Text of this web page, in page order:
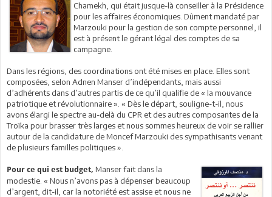
Chamekh, qui était jusque-là conseiller à la Présidence
pour les affaires économiques. Dûment mandaté par
Marzouki pour la gestion de son compte personnel, il
est à présent le gérant légal des comptes de sa
campagne.
Dans les régions, des coordinations ont été mises en place. Elles sont
composées, selon Adnen Manser d’indépendants, mais aussi
d’adhérents dans d’autres partis de ce qu’il qualifie de « la mouvance
patriotique et révolutionnaire ». « Dès le départ, souligne-t-il, nous
avons élargi le spectre au-delà du CPR et des autres composantes de la
Troïka pour brasser très larges et nous sommes heureux de voir se rallier
autour de la candidature de Moncef Marzouki des sympathisants venant
de plusieurs familles politiques ».
Pour ce qui est budget, Manser fait dans la
modestie. « Nous n’avons pas à dépenser beaucoup
d’argent, dit-il, car la notoriété est assise et nous ne